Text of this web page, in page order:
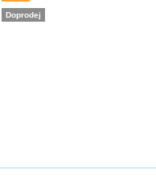
Doprodej